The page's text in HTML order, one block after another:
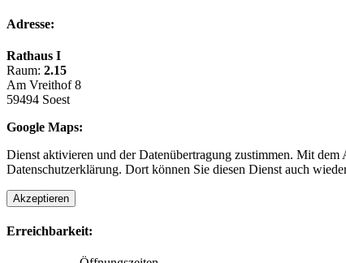
Adresse:
Rathaus I
Raum: 2.15
Am Vreithof 8
59494 Soest
Google Maps:
Dienst aktivieren und der Datenübertragung zustimmen. Mit
Datenschutzerklärung. Dort können Sie diesen Dienst auch
Akzeptieren
Erreichbarkeit: